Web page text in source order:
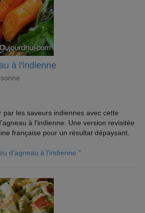
à l'indienne
par les saveurs indiennes avec cette
à l'indienne. Une version revisitée
française pour un résultat dépaysant.
d'agneau à l'indienne "